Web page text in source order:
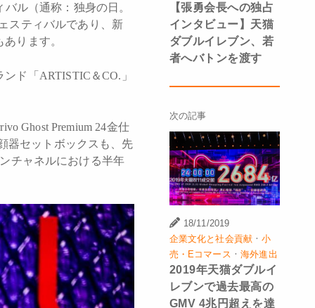
ル（通称：独身の日。
スティバルであり、新
ります。
ド「ARTISTIC＆CO.」
Ghost Premium 24金仕
器セットボックスも、先
チャネルにおける半年
【張勇会長への独占
インタビュー】天猫
ダブルイレブン、若
者へバトンを渡す
次の記事
18/11/2019
企業文化と社会貢献 ·小
売・Eコマース ·海外進出
2019年天猫ダブルイ
レブンで過去最高の
GMV 4兆円超えを達